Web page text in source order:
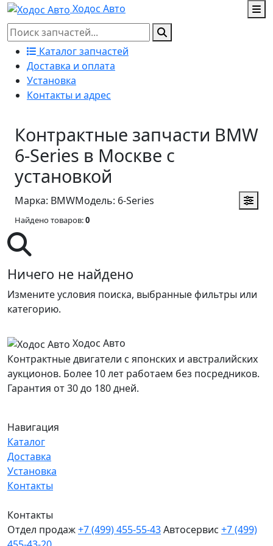
Ходос Авто
Каталог запчастей
Доставка и оплата
Установка
Контакты и адрес
Контрактные запчасти BMW
6-Series в Москве с
установкой
Марка: BMWМодель: 6-Series
Найдено товаров:0
Ничего не найдено
Измените условия поиска, выбранные фильтры или
категорию.
Ходос Авто
Контрактные двигатели с японских и австралийских
аукционов. Более 10 лет работаем без посредников.
Гарантия от 30 до 180 дней.
Навигация
Каталог
Доставка
Установка
Контакты
Контакты
Отдел продаж+7 (499) 455-55-43Автосервис +7 (499)